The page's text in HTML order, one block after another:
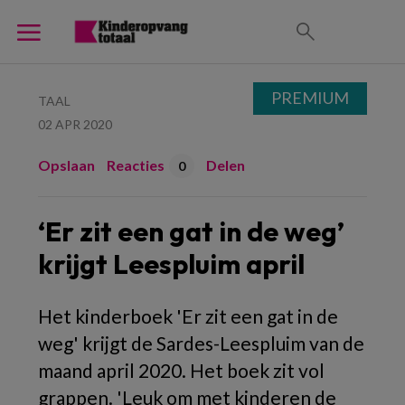
TAAL
02 APR 2020
Opslaan Reacties 0 Delen
‘Er zit een gat in de weg’
krijgt Leespluim april
Het kinderboek 'Er zit een gat in de
weg' krijgt de Sardes-Leespluim van de
maand april 2020. Het boek zit vol
grappen. 'Leuk om met kinderen de
PREMIUM